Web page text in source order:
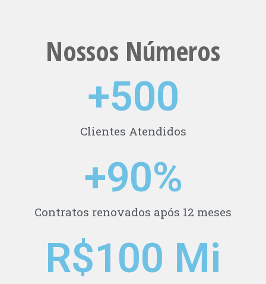
Nossos Números
+500
Clientes Atendidos
+90%
Contratos renovados após 12 meses
R$100 Mi